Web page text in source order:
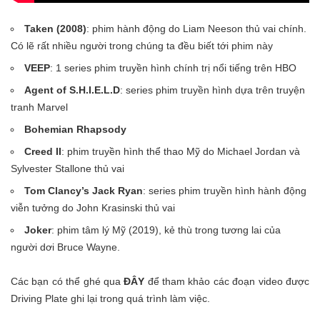
Taken (2008): phim hành động do Liam Neeson thủ vai chính.
Có lẽ rất nhiều người trong chúng ta đều biết tới phim này
VEEP: 1 series phim truyền hình chính trị nổi tiếng trên HBO
Agent of S.H.I.E.L.D: series phim truyền hình dựa trên truyện
tranh Marvel
Bohemian Rhapsody
Creed II: phim truyền hình thể thao Mỹ do Michael Jordan và
Sylvester Stallone thủ vai
Tom Clancy’s Jack Ryan: series phim truyền hình hành động
viễn tưởng do John Krasinski thủ vai
Joker: phim tâm lý Mỹ (2019), kẻ thù trong tương lai của
người dơi Bruce Wayne.
Các bạn có thể ghé quaĐÂY để tham khảo các đoạn video được
Driving Plate ghi lại trong quá trình làm việc.